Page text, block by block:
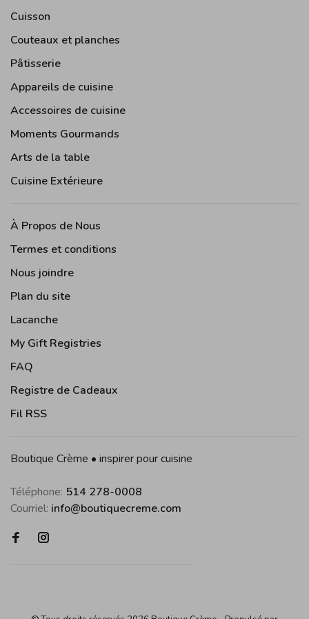
Cuisson
Couteaux et planches
Pâtisserie
Appareils de cuisine
Accessoires de cuisine
Moments Gourmands
Arts de la table
Cuisine Extérieure
À Propos de Nous
Termes et conditions
Nous joindre
Plan du site
Lacanche
My Gift Registries
FAQ
Registre de Cadeaux
Fil RSS
Boutique Crème • inspirer pour cuisine
Téléphone: 514 278-0008
Courriel: info@boutiquecreme.com